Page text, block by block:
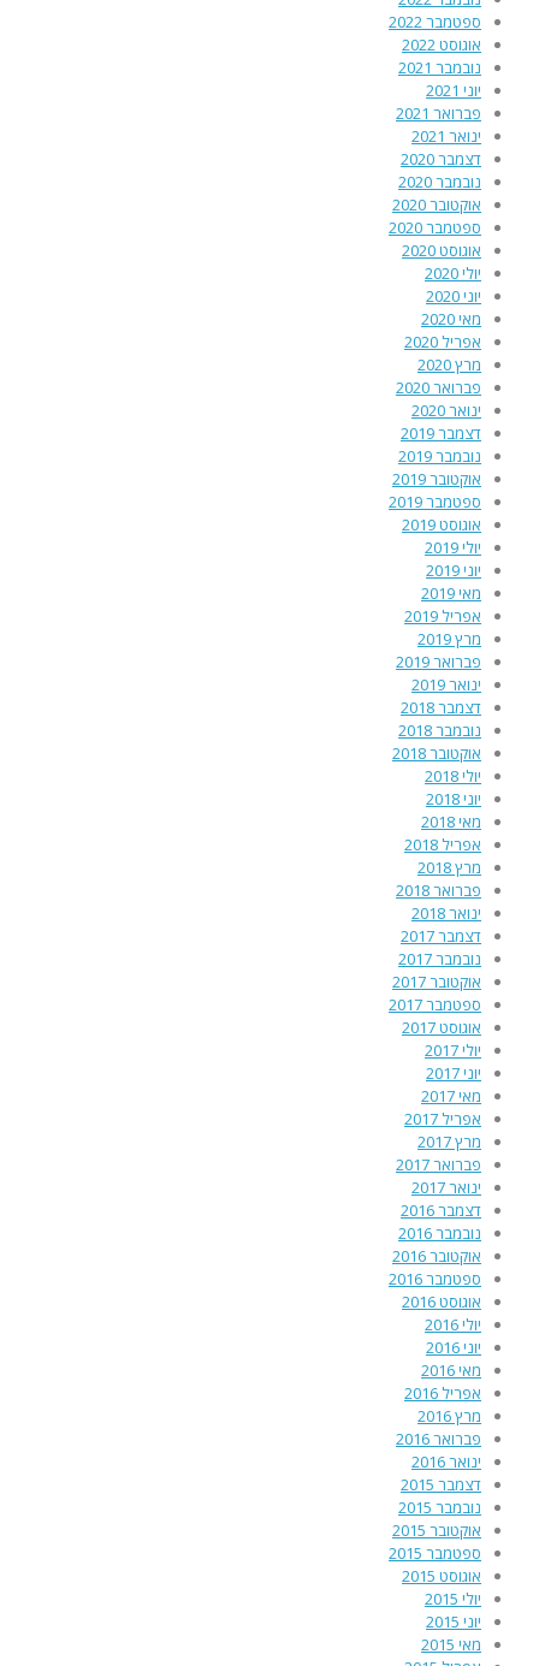
ספטמבר 2022
אוגוסט 2022
נובמבר 2021
יוני 2021
פברואר 2021
ינואר 2021
דצמבר 2020
נובמבר 2020
אוקטובר 2020
ספטמבר 2020
אוגוסט 2020
יולי 2020
יוני 2020
מאי 2020
אפריל 2020
מרץ 2020
פברואר 2020
ינואר 2020
דצמבר 2019
נובמבר 2019
אוקטובר 2019
ספטמבר 2019
אוגוסט 2019
יולי 2019
יוני 2019
מאי 2019
אפריל 2019
מרץ 2019
פברואר 2019
ינואר 2019
דצמבר 2018
נובמבר 2018
אוקטובר 2018
יולי 2018
יוני 2018
מאי 2018
אפריל 2018
מרץ 2018
פברואר 2018
ינואר 2018
דצמבר 2017
נובמבר 2017
אוקטובר 2017
ספטמבר 2017
אוגוסט 2017
יולי 2017
יוני 2017
מאי 2017
אפריל 2017
מרץ 2017
פברואר 2017
ינואר 2017
דצמבר 2016
נובמבר 2016
אוקטובר 2016
ספטמבר 2016
אוגוסט 2016
יולי 2016
יוני 2016
מאי 2016
אפריל 2016
מרץ 2016
פברואר 2016
ינואר 2016
דצמבר 2015
נובמבר 2015
אוקטובר 2015
ספטמבר 2015
אוגוסט 2015
יולי 2015
יוני 2015
מאי 2015